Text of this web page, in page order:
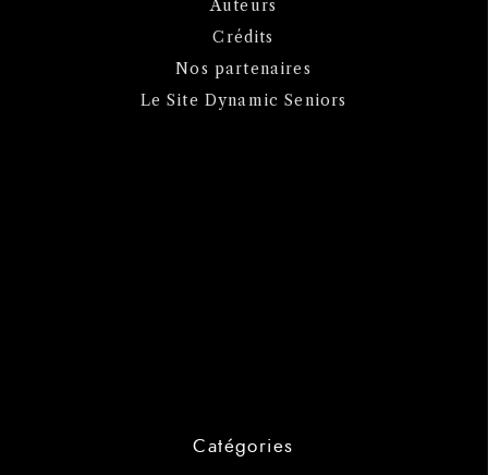
Auteurs
Crédits
Nos partenaires
Le Site Dynamic Seniors
Catégories